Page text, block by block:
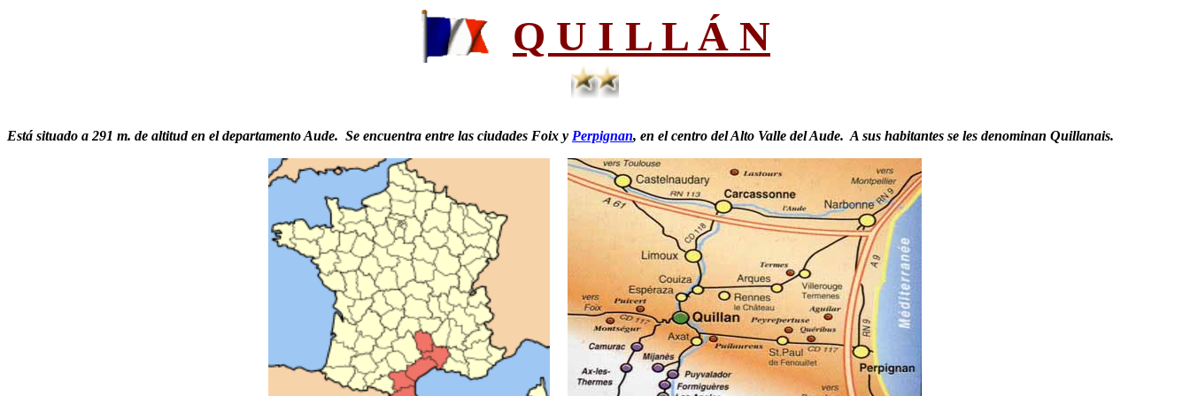
Q U I L L Á N
Está situado a 291 m. de altitud en el departamento Aude. Se encuentra entre las ciudades Foix y Perpignan, en el centro del Alto Valle del Aude. A sus habitantes se les denominan Quillanais.